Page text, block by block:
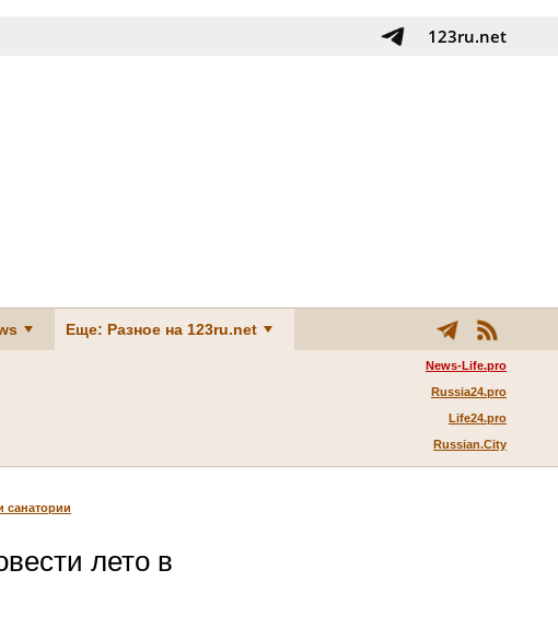
123ru.net
Еще: Разное на 123ru.net
News-Life.pro
Russia24.pro
Life24.pro
Russian.City
санатории
лето в